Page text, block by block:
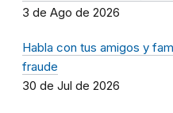
3 de Ago de 2026
Habla con tus amigos y
fraude
30 de Jul de 2026